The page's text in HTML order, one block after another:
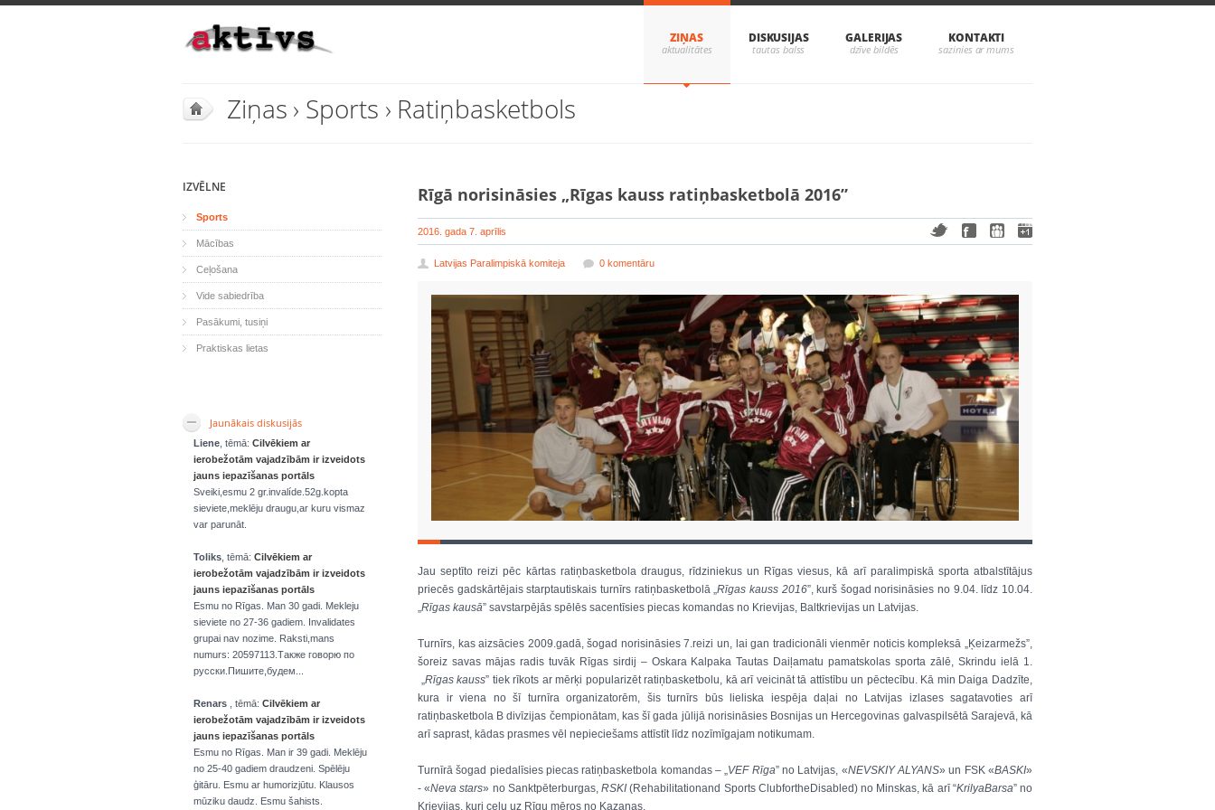
ZIŅAS DISKUSIJAS GALERIJAS KONTAKTI
Ziņas › Sports › Ratiņbasketbols
Rīgā norisināsies „Rīgas kauss ratiņbasketbolā 2016”
2016. gada 7. aprīlis
Latvijas Paralimpiskā komiteja 0 komentāru
Jau septīto reizi pēc kārtas ratiņbasketbola draugus, rīdziniekus un Rīgas viesus, kā arī paralimpiskā sporta atbalstītājus
priecēs gadskārtējais starptautiskais turnīrs ratiņbasketbolā „Rīgas kauss 2016”, kurš šogad norisināsies no 9.04. līdz 10.04.
„Rīgas kausā” savstarpējās spēlēs sacentīsies piecas komandas no Krievijas, Baltkrievijas un Latvijas.
Turnīrs, kas aizsācies 2009.gadā, šogad norisināsies 7.reizi un, lai gan tradicionāli vienmēr noticis kompleksā „Ķeizarmežs”,
šoreiz savas mājas radis tuvāk Rīgas sirdij – Oskara Kalpaka Tautas Daiļamatu pamatskolas sporta zālē, Skrindu ielā 1.
„Rīgas kauss” tiek rīkots ar mērķi popularizēt ratiņbasketbolu, kā arī veicināt tā attīstību un pēctecību. Kā min Daiga Dadzīte,
kura ir viena no šī turnīra organizatorēm, šis turnīrs būs lieliska iespēja daļai no Latvijas izlases sagatavoties arī
ratiņbasketbola B divīzijas čempionātam, kas šī gada jūlijā norisināsies Bosnijas un Hercegovinas galvaspilsētā Sarajevā, kā
arī saprast, kādas prasmes vēl nepieciešams attīstīt līdz nozīmīgajam notikumam.
Turnīrā šogad piedalīsies piecas ratiņbasketbola komandas – „VEF Rīga” no Latvijas, «NEVSKIY ALYANS» un FSK «BASKI»
- «Neva stars» no Sanktpēterburgas,RSKI (Rehabilitationand Sports ClubfortheDisabled) no Minskas, kā arī “KrilyaBarsa” no
Krievijas, kuri ceļu uz Rīgu mēros no Kazaņas.
IZVĒLNE
Sports
Mācības
Ceļošana
Vide sabiedrība
Pasākumi, tusiņi
Praktiskas lietas
Jaunākais diskusijās
Liene , tēmā: Cilvēkiem ar
ierobežotām vajadzībām ir izveidots
jauns iepazīšanas portāls
Sveiki,esmu 2 gr.invalíde.52g.kopta
sieviete,meklēju draugu,ar kuru vismaz
var parunāt.
Toliks , tēmā: Cilvēkiem ar
ierobežotām vajadzībām ir izveidots
jauns iepazīšanas portāls
Esmu no Rīgas. Man 30 gadi. Mekleju
sieviete no 27-36 gadiem. Invalidates
grupai nav nozime. Raksti,mans
numurs: 20597113.Также говорю по
русски.Пишите,будем...
Renars , tēmā: Cilvēkiem ar
ierobežotām vajadzībām ir izveidots
jauns iepazīšanas portāls
Esmu no Rīgas. Man ir 39 gadi. Meklēju
no 25-40 gadiem draudzeni. Spēlēju
ģitāru. Esmu ar humorizjūtu. Klausos
mūziku daudz. Esmu šahists.